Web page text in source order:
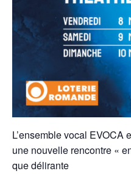
L’ensemble vocal EVOCA
une nouvelle rencontre «
que délirante